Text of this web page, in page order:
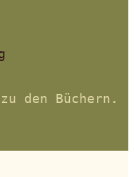
den Büchern.